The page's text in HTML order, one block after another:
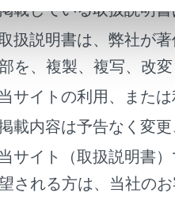
の
選
択
た
い。
運転中は
てを頼る
れたり、
システ
す。その
警
載している取扱説明
扱説明書は、弊社が
を、複製、複写、改
当サイトの利用、また
載内容は予告なく変
当サイト（取扱説明書
される方は、当社の